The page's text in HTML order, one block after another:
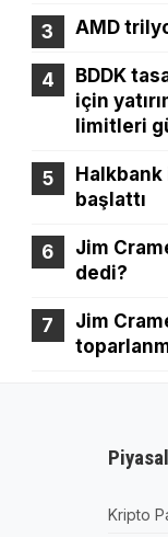
AMD
BDDK
için
limitleri
başlattı
Jim
dedi?
Jim
Kripto